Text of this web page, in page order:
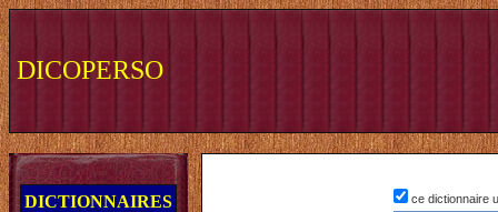
DICOPERSO
DICTIONNAIRES
ce dictionnaire